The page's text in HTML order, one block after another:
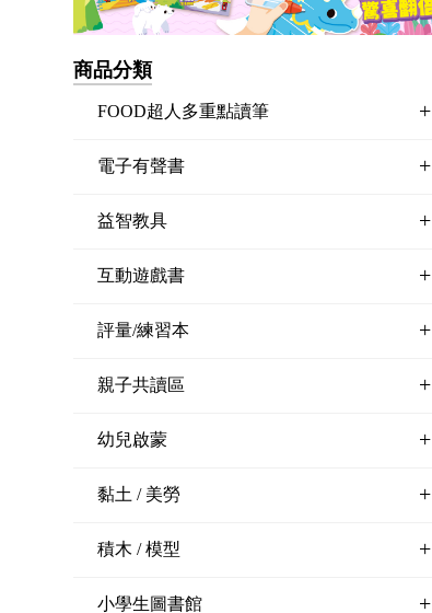
商品分類
FOOD超人多重點讀筆 +
電子有聲書 +
益智教具 +
互動遊戲書 +
評量/練習本 +
親子共讀區 +
幼兒啟蒙 +
黏土 / 美勞 +
積木 / 模型 +
小學生圖書館 +